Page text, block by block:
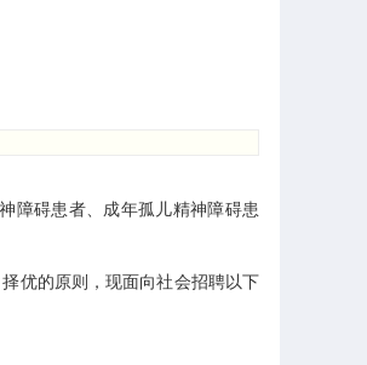
障碍患者、成年孤儿精神障碍患
优的原则，现面向社会招聘以下